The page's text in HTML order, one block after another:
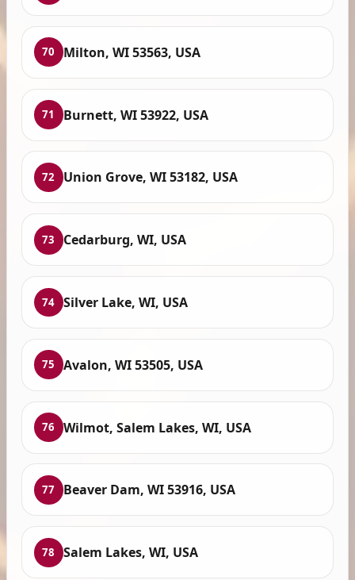
70 Milton, WI 53563, USA
71 Burnett, WI 53922, USA
72 Union Grove, WI 53182, USA
73 Cedarburg, WI, USA
74 Silver Lake, WI, USA
75 Avalon, WI 53505, USA
76 Wilmot, Salem Lakes, WI, USA
77 Beaver Dam, WI 53916, USA
78 Salem Lakes, WI, USA